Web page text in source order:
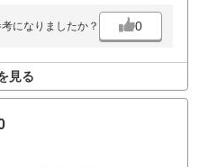
になりましたか？ 0
見る